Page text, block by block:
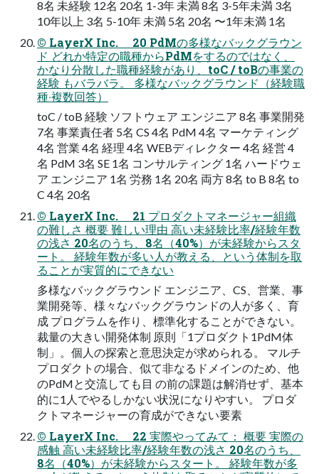
8名 未経験 12名 20名 1-3年 未満 8名 3-5年未満 3名
10年以上 3名 5-10年 未満 5名 20名 〜1年未満 1名
© LayerX Inc. 20 PdMの多様なバックグラウン
ド どれか特定の職種からPdMをするのではなく、
かなり分散した職種経験があり、toC / toBの事業の
経験 もバラバラ。 多様なバックグラウンド（経験職
種‧複数回答）
toC / toB 経験 ソフトウェア エンジニア 8名 事業開発
7名 事業責任者 5名 CS 4名 PdM 4名 マーケティング
4名 営業 4名 経理 4名 WEBディレクター 4名 経営 4
名 PdM 3名 SE 1名 コンサルティング 1名 ハードウェ
ア エンジニア 1名 労務 1名 20名 両⽅ 8名 to B 8名 to
C 4名 20名
© LayerX Inc. 21 プロダクトマネージャー組織
の難しさ 概要 難しい理由 ⾼い未経験⽐率/経験年数
の浅さ 20名のうち、8名（40%）が未経験からスタ
ート。 経験年数が多い⼈が教える、という体制を取
ることが実質的にできない
多様なバックグラウンド エンジニア、CS、営業、事
業開発等、様々なバックグラウンドの⼈が多く、育
成 プログラムを作り、標準化することができない。
裁量の⼤きい開発体制 原則「1プロダクト1PdM体
制」。個⼈の探索と意思決定が求められる。 マルチ
プロダクトの場合、似て⾮なるドメインのため、他
のPdMと交流しても⽬ の前の課題は解消せず、基本
的に1⼈でやるしかない状況になりやすい。 プロダ
クトマネージャーの育成ができない要素
© LayerX Inc. 22 実際やってみて： 概要 実際の
感触 ⾼い未経験⽐率/経験年数の浅さ 20名のうち、
8名（40%）が未経験からスタート。 経験年数が多